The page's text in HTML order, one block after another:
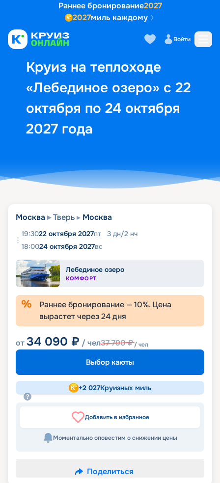
Раннее бронирование2027
2027миль каждому
Войти
Круиз на теплоходе
«Лебединое озеро» с 22
октября по 24 октября
2027 года
Выбор кают Маршрут и
Москва Тверь Москва
19:3022 октября 2027пт 3 дн/2 нч
18:0024 октября 2027вс
Лебединое озеро
КОМФОРТ
Раннее бронирование —10%. Цена
вырастет через24дня
от34 090 ₽ / чел37 790₽/ чел
Выбор каюты
+2 027Круизных миль
Добавить в избранное
Моментально оповестим о снижении цены
Поделиться